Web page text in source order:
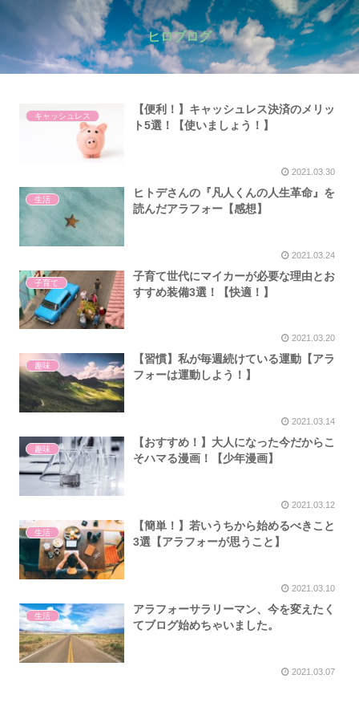
ヒロブログ
キャッシュレス
【便利！】キャッシュレス決済のメリッ
ト5選！【使いましょう！】
2021.03.30
生活
ヒトデさんの『凡人くんの人生革命』を
読んだアラフォー【感想】
2021.03.24
子育て
子育て世代にマイカーが必要な理由とお
すすめ装備3選！【快適！】
2021.03.20
趣味
【習慣】私が毎週続けている運動【アラ
フォーは運動しよう！】
2021.03.14
趣味
【おすすめ！】大人になった今だからこ
そハマる漫画！【少年漫画】
2021.03.12
生活
【簡単！】若いうちから始めるべきこと
3選【アラフォーが思うこと】
2021.03.10
生活
アラフォーサラリーマン、今を変えたく
てブログ始めちゃいました。
2021.03.07